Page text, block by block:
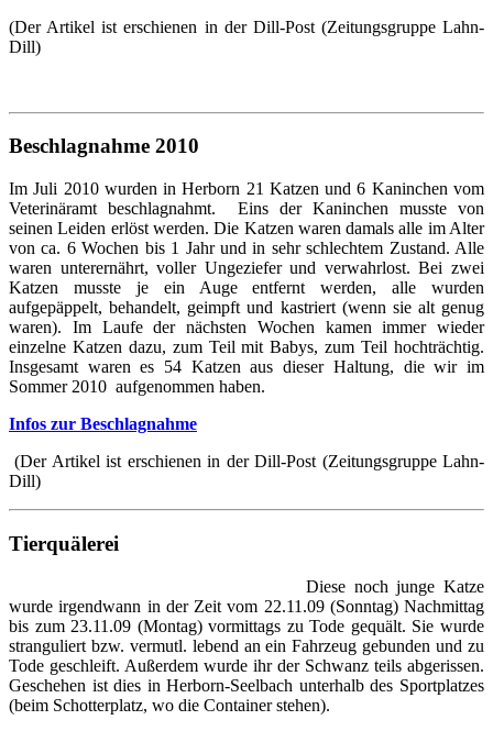
(Der Artikel ist erschienen in der Dill-Post (Zeitungsgruppe Lahn-
Dill)
Beschlagnahme 2010
Im Juli 2010 wurden in Herborn 21 Katzen und 6 Kaninchen vom
Veterinäramt beschlagnahmt. Eins der Kaninchen musste von
seinen Leiden erlöst werden. Die Katzen waren damals alle im Alter
von ca. 6 Wochen bis 1 Jahr und in sehr schlechtem Zustand. Alle
waren unterernährt, voller Ungeziefer und verwahrlost. Bei zwei
Katzen musste je ein Auge entfernt werden, alle wurden
aufgepäppelt, behandelt, geimpft und kastriert (wenn sie alt genug
waren). Im Laufe der nächsten Wochen kamen immer wieder
einzelne Katzen dazu, zum Teil mit Babys, zum Teil hochträchtig.
Insgesamt waren es 54 Katzen aus dieser Haltung, die wir im
Sommer 2010 aufgenommen haben.
Infos zur Beschlagnahme
(Der Artikel ist erschienen in der Dill-Post (Zeitungsgruppe Lahn-
Dill)
Tierquälerei
Diese noch junge Katze
wurde irgendwann in der Zeit vom 22.11.09 (Sonntag) Nachmittag
bis zum 23.11.09 (Montag) vormittags zu Tode gequält. Sie wurde
stranguliert bzw. vermutl. lebend an ein Fahrzeug gebunden und zu
Tode geschleift. Außerdem wurde ihr der Schwanz teils abgerissen.
Geschehen ist dies in Herborn-Seelbach unterhalb des Sportplatzes
(beim Schotterplatz, wo die Container stehen).